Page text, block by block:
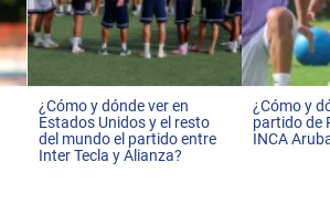
¿Cómo y dónde ver en
Estados Unidos y el resto
del mundo el partido entre
Inter Tecla y Alianza?
¿Cómo y
partido de
INCA